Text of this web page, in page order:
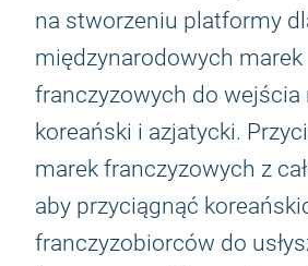
na stworzeniu platformy
międzynarodowych marek
franczyzowych do wejścia
koreański i azjatycki.
marek franczyzowych z
aby przyciągnąć
franczyzobiorców do